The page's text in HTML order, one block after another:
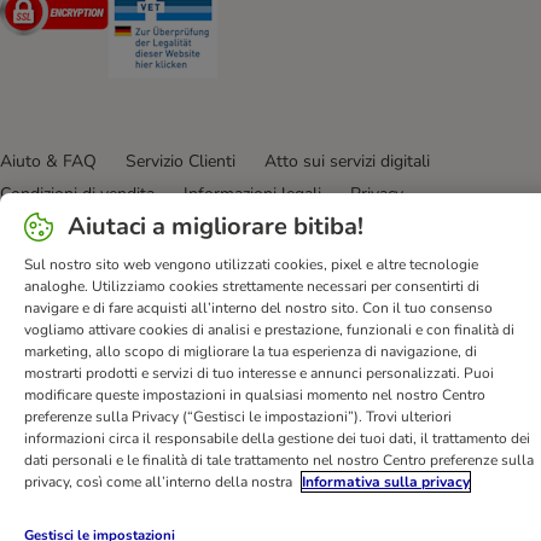
Aiuto & FAQ Servizio Clienti
Atto sui servizi digitali
Condizioni di vendita
Informazioni legali
Privacy
Newsletter
Spese e tempi di consegna
Metodi di Pagamento
Modulo tipo di recesso
Disposizioni ambientali & smaltimento
Opt-out
Programma fedeltà
Sconti & Vantaggi
Dichiarazione di accessibilità
bitiba GmbH 2026
Aiutaci a migliorare bitiba!
Sul nostro sito web vengono utilizzati cookies, pixel e altre tecnologie
analoghe. Utilizziamo cookies strettamente necessari per consentirti di
navigare e di fare acquisti all’interno del nostro sito. Con il tuo consenso
vogliamo attivare cookies di analisi e prestazione, funzionali e con finalità di
marketing, allo scopo di migliorare la tua esperienza di navigazione, di
mostrarti prodotti e servizi di tuo interesse e annunci personalizzati. Puoi
modificare queste impostazioni in qualsiasi momento nel nostro Centro
preferenze sulla Privacy (“Gestisci le impostazioni”). Trovi ulteriori
informazioni circa il responsabile della gestione dei tuoi dati, il trattamento dei
dati personali e le finalità di tale trattamento nel nostro Centro preferenze sulla
privacy, così come all’interno della nostra Informativa sulla privacy
Gestisci le impostazioni